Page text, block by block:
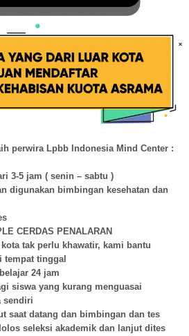
perwira Lpbb Indonesia Mind Center :
3-5 jam ( senin – sabtu )
digunakan bimbingan kesehatan dan
CERDAS PENALARAN
tak perlu khawatir, kami bantu
tempat tinggal
24 jam
siswa yang kurang menguasai
sendiri
saat datang dan bimbingan dan tes
seleksi akademik dan lanjut dites